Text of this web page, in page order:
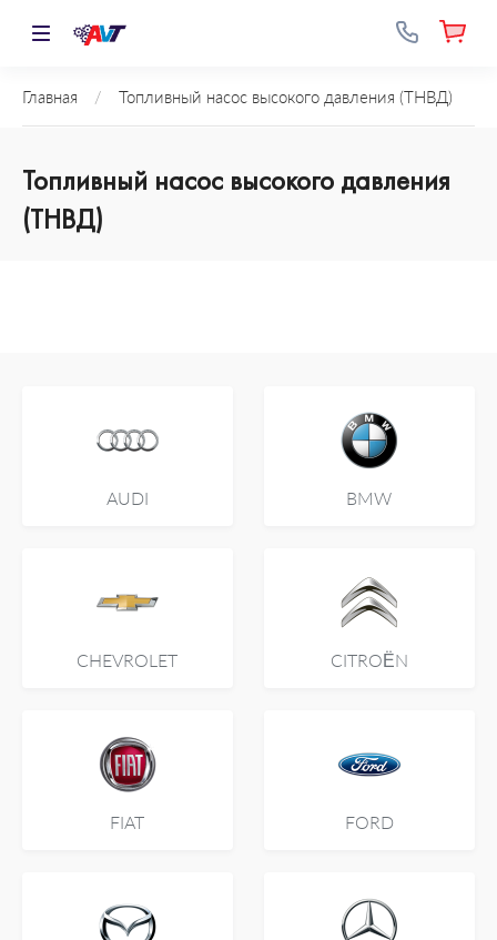
Главная / Топливный насос высокого давления (ТНВД)
Топливный насос высокого давления
(ТНВД)
AUDI BMW
CHEVROLET CITROËN
FIAT FORD